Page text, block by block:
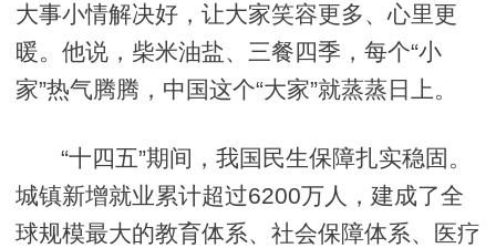
大事小情解决好，让大家笑容更多、心里更
暖。他说，柴米油盐、三餐四季，每个“小
家”热气腾腾，中国这个“大家”就蒸蒸日上。
“十四五”期间，我国民生保障扎实稳固。
城镇新增就业累计超过6200万人，建成了全
球规模最大的教育体系、社会保障体系、医疗